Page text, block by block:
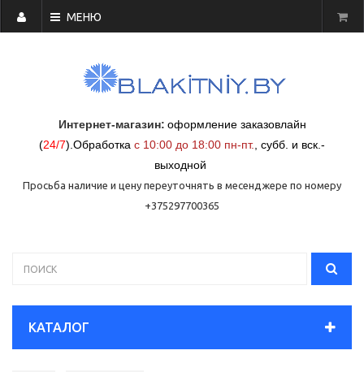
МЕНЮ
Интернет-магазин: оформление заказовлайн
(24/7) Обработка с 10:00 до 18:00 пн-пт. субб. и вск.-
выходной
Просьба наличие и цену переуточнять в месенджере по номеру
+375297700365
КАТАЛОГ